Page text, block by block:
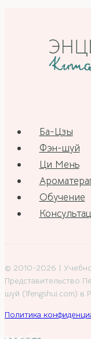
Ба-Цзы
Фэн-шуй
Ци Мень
Обучение
© 2010-2026 |
Представительство
шуй (1fengshui.com) в
Политика